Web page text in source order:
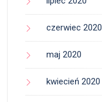
czerwiec 2020
maj 2020
kwiecień 2020